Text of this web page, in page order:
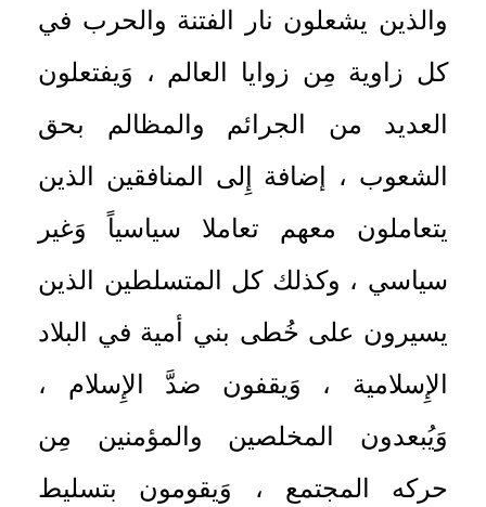
والذين يشعلون نار الفتنة والحرب في
كل زاوية مِن زوايا العالم ، وَيفتعلون
العديد من الجرائم والمظالم بحق
الشعوب ، إضافة إِلى المنافقين الذين
يتعاملون معهم تعاملا سياسياً وَغير
سياسي ، وكذلك كل المتسلطين الذين
يسيرون على خُطى بني أمية في البلاد
الإِسلامية ، وَيقفون ضدَّ الإِسلام ،
وَيُبعدون المخلصين والمؤمنين مِن
حركه المجتمع ، وَيقومون بتسليط